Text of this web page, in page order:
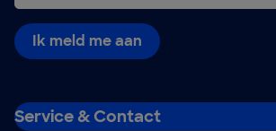
Ik meld me aan
Service & Contact